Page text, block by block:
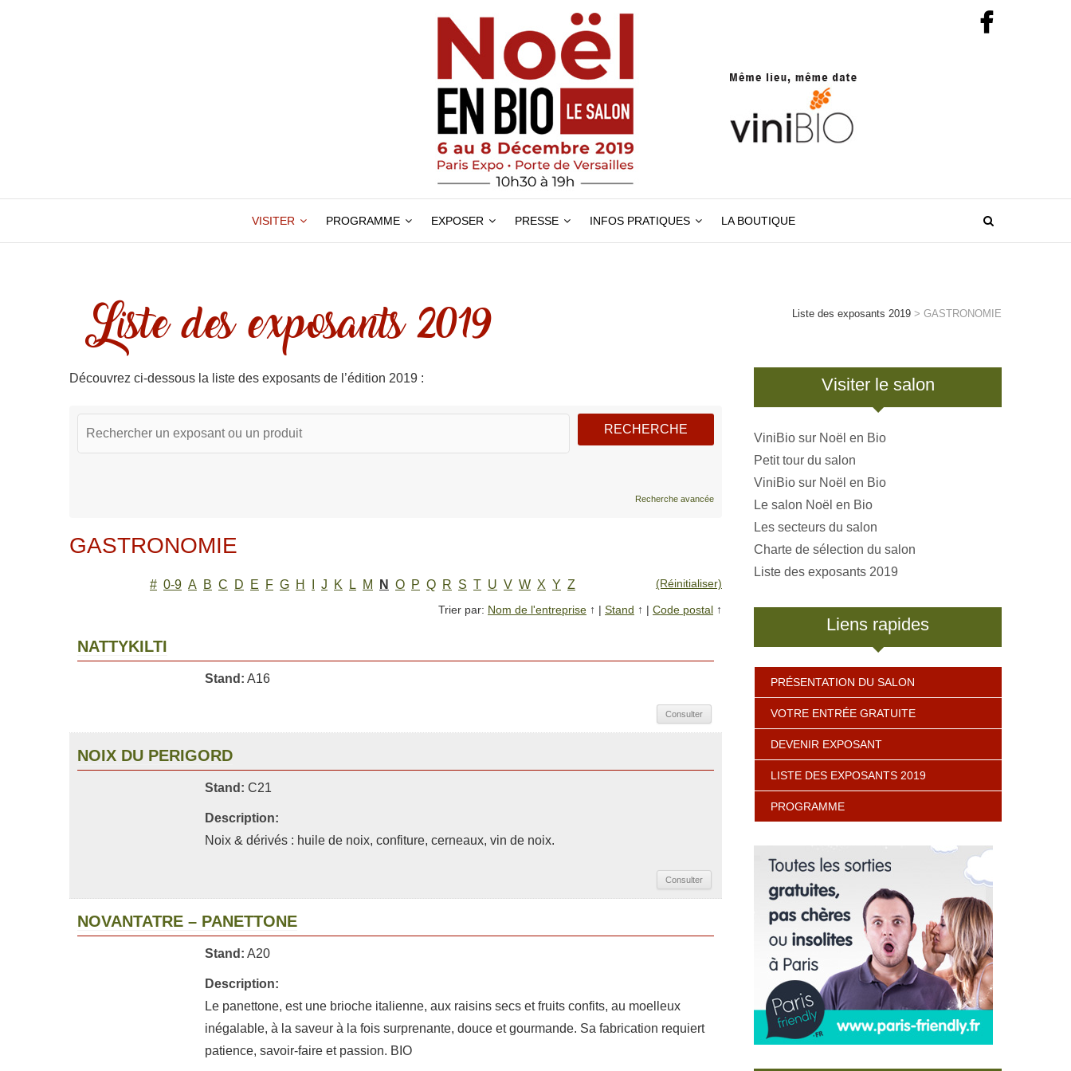
VISITER PROGRAMME EXPOSER PRESSE INFOS PRATIQUES LA BOUTIQUE
Liste des exposants 2019 Liste des exposants 2019 > GASTRONOMIE
Découvrez ci-dessous la liste des exposants de l’édition 2019 :
Recherche avancée
GASTRONOMIE
# 0-9 A B C D E F G H J K L M N O P Q R S T U V W X Y Z (Réinitialiser)
Trier par: Nom de l'entreprise ↑ | Stand ↑ | Code postal ↑
NATTYKILTI
Stand: A16
Consulter
NOIX DU PERIGORD
Stand: C21
Description:
Noix & dérivés : huile de noix, confiture, cerneaux, vin de noix.
Consulter
NOVANTATRE – PANETTONE
Stand: A20
Description:
Le panettone, est une brioche italienne, aux raisins secs et fruits confits, au moelleux
inégalable, à la saveur à la fois surprenante, douce et gourmande. Sa fabrication requiert
patience, savoir-faire et passion. BIO
Visiter le salon
ViniBio sur Noël en Bio
Petit tour du salon
ViniBio sur Noël en Bio
Le salon Noël en Bio
Les secteurs du salon
Charte de sélection du salon
Liste des exposants 2019
Liens rapides
PRÉSENTATION DU SALON
VOTRE ENTRÉE GRATUITE
DEVENIR EXPOSANT
LISTE DES EXPOSANTS 2019
PROGRAMME